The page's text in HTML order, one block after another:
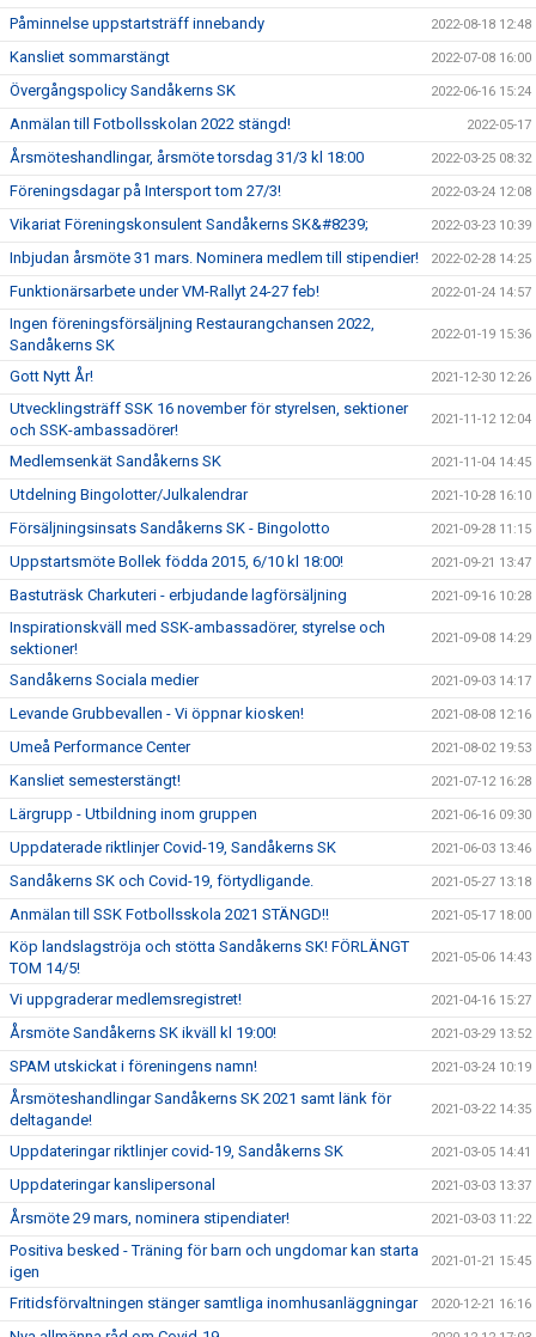
Påminnelse uppstartsträff innebandy 2022-08-18 12:48
Kansliet sommarstängt 2022-07-08 16:00
Övergångspolicy Sandåkerns SK 2022-06-16 15:24
Anmälan till Fotbollsskolan 2022 stängd! 2022-05-17
Årsmöteshandlingar, årsmöte torsdag 31/3 kl 18:00 2022-03-25 08:32
Föreningsdagar på Intersport tom 27/3! 2022-03-24 12:08
Vikariat Föreningskonsulent Sandåkerns SK&#8239; 2022-03-23 10:39
Inbjudan årsmöte 31 mars. Nominera medlem till stipendier! 2022-02-28 14:25
Funktionärsarbete under VM-Rallyt 24-27 feb! 2022-01-24 14:57
Ingen föreningsförsäljning Restaurangchansen 2022,
Sandåkerns SK
2022-01-19 15:36
Gott Nytt År! 2021-12-30 12:26
Utvecklingsträff SSK 16 november för styrelsen, sektioner
och SSK-ambassadörer!
2021-11-12 12:04
Medlemsenkät Sandåkerns SK 2021-11-04 14:45
Utdelning Bingolotter/Julkalendrar 2021-10-28 16:10
Försäljningsinsats Sandåkerns SK - Bingolotto 2021-09-28 11:15
Uppstartsmöte Bollek födda 2015, 6/10 kl 18:00! 2021-09-21 13:47
Bastuträsk Charkuteri - erbjudande lagförsäljning 2021-09-16 10:28
Inspirationskväll med SSK-ambassadörer, styrelse och
sektioner!
2021-09-08 14:29
Sandåkerns Sociala medier 2021-09-03 14:17
Levande Grubbevallen - Vi öppnar kiosken! 2021-08-08 12:16
Umeå Performance Center 2021-08-02 19:53
Kansliet semesterstängt! 2021-07-12 16:28
Lärgrupp - Utbildning inom gruppen 2021-06-16 09:30
Uppdaterade riktlinjer Covid-19, Sandåkerns SK 2021-06-03 13:46
Sandåkerns SK och Covid-19, förtydligande. 2021-05-27 13:18
Anmälan till SSK Fotbollsskola 2021 STÄNGD!! 2021-05-17 18:00
Köp landslagströja och stötta Sandåkerns SK! FÖRLÄNGT
TOM 14/5!
2021-05-06 14:43
Vi uppgraderar medlemsregistret! 2021-04-16 15:27
Årsmöte Sandåkerns SK ikväll kl 19:00! 2021-03-29 13:52
SPAM utskickat i föreningens namn! 2021-03-24 10:19
Årsmöteshandlingar Sandåkerns SK 2021 samt länk för
deltagande!
2021-03-22 14:35
Uppdateringar riktlinjer covid-19, Sandåkerns SK 2021-03-05 14:41
Uppdateringar kanslipersonal 2021-03-03 13:37
Årsmöte 29 mars, nominera stipendiater! 2021-03-03 11:22
Positiva besked - Träning för barn och ungdomar kan starta
igen
2021-01-21 15:45
Fritidsförvaltningen stänger samtliga inomhusanläggningar 2020-12-21 16:16